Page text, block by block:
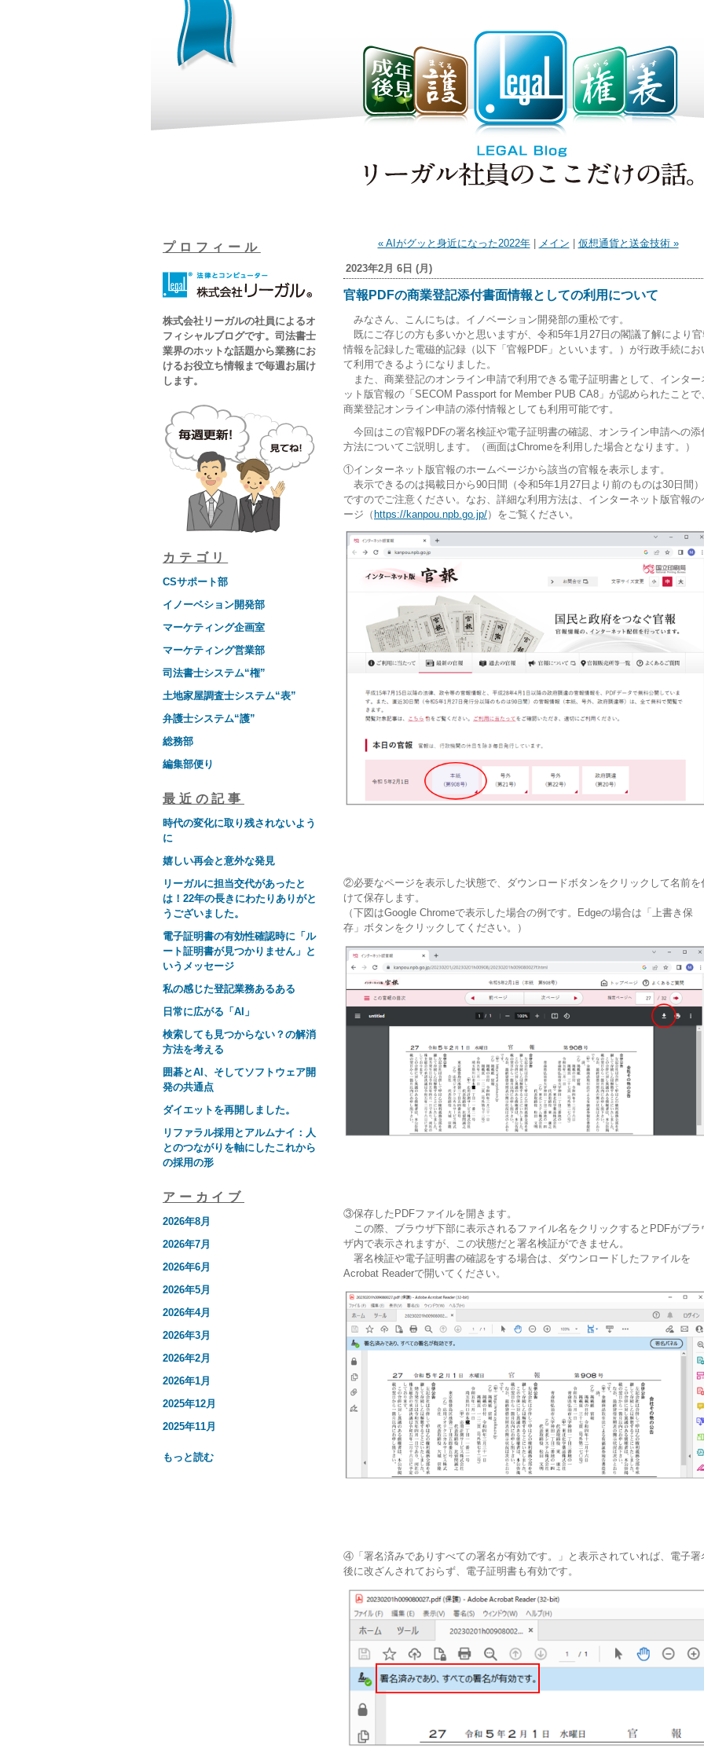
プロフィール
株式会社リーガルの社員によるオ
フィシャルブログです。司法書士
業界のホットな話題から業務にお
けるお役立ち情報まで毎週お届け
します。
カテゴリ
CSサポート部
イノーベション開発部
マーケティング企画室
マーケティング営業部
司法書士システム“権”
土地家屋調査士システム“表”
弁護士システム“護”
総務部
編集部便り
最近の記事
時代の変化に取り残されないよう
に
嬉しい再会と意外な発見
リーガルに担当交代があったと
は！22年の長きにわたりありがと
うございました。
電子証明書の有効性確認時に「ル
ート証明書が見つかりません」と
いうメッセージ
私の感じた登記業務あるある
日常に広がる「AI」
検索しても見つからない？の解消
方法を考える
囲碁とAI、そしてソフトウェア開
発の共通点
ダイエットを再開しました。
リファラル採用とアルムナイ：人
とのつながりを軸にしたこれから
の採用の形
アーカイブ
2026年8月
2026年7月
2026年6月
2026年5月
2026年4月
2026年3月
2026年2月
2026年1月
2025年12月
2025年11月
もっと読む
« AIがグッと身近になった2022年| メイン 仮想通貨と送金技術 »
2023年2月 6日 (月)
官報PDFの商業登記添付書面情報としての利用について
みなさん、こんにちは。イノベーション開発部の重松です。
既にご存じの方も多いかと思いますが、令和5年1月27日の閣議了解により
情報を記録した電磁的記録（以下「官報PDF」といいます。）が行政手続にお
て利用できるようになりました。
また、商業登記のオンライン申請で利用できる電子証明書として、インター
ット版官報の「SECOM Passport for Member PUB CA8」が認められたことで
商業登記オンライン申請の添付情報としても利用可能です。
今回はこの官報PDFの署名検証や電子証明書の確認、オンライン申請への添
方法についてご説明します。（画面はChromeを利用した場合となります。）
①インターネット版官報のホームページから該当の官報を表示します。
表示できるのは掲載日から90日間（令和5年1月27日より前のものは30日間）
ですのでご注意ください。なお、詳細な利用方法は、インターネット版官報の
ージ（ https://kanpou.npb.go.jp/）をご覧ください。
②必要なページを表示した状態で、ダウンロードボタンをクリックして名前を
けて保存します。
（下図はGoogle Chromeで表示した場合の例です。Edgeの場合は「上書き保
存」ボタンをクリックしてください。）
③保存したPDFファイルを開きます。
この際、ブラウザ下部に表示されるファイル名をクリックするとPDFがブラ
ザ内で表示されますが、この状態だと署名検証ができません。
署名検証や電子証明書の確認をする場合は、ダウンロードしたファイルを
Acrobat Readerで開いてください。
④「署名済みでありすべての署名が有効です。」と表示されていれば、電子署
後に改ざんされておらず、電子証明書も有効です。